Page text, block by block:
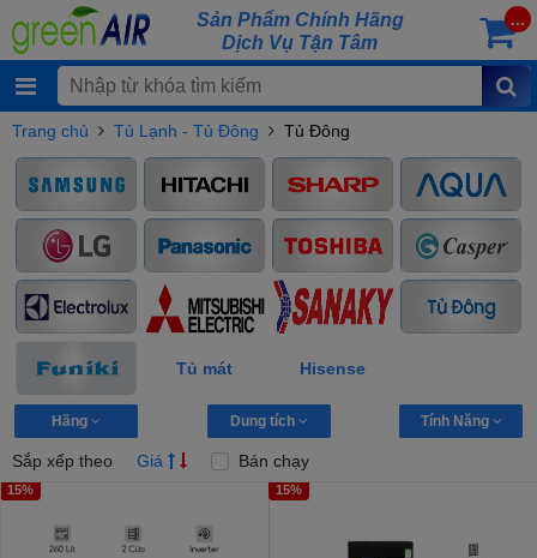
Sản Phẩm Chính Hãng
Dịch Vụ Tận Tâm
...
Trang chủ Tủ Lạnh - Tủ Đông Tủ Đông
Tủ mát Hisense
Hãng Dung tích Tính Năng
Sắp xếp theo Giá Bán chạy
15% 15%